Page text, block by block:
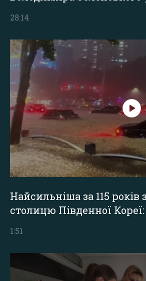
28:14
Найсильніша за 115
столицю Південної
1:51